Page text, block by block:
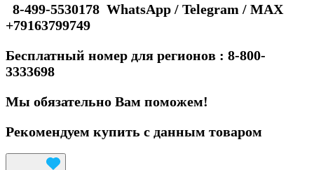
8-499-5530178 WhatsApp / Telegram / MAX
+79163799749
Бесплатный номер для регионов : 8-800-
3333698
Мы обязательно Вам поможем!
Рекомендуем купить с данным товаром